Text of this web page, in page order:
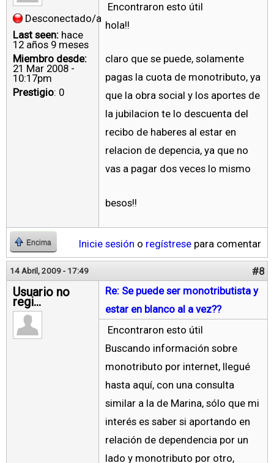
Desconectado/a
Last seen: hace
12 años 9 meses
Miembro desde:
21 Mar 2008 -
10:17pm
Prestigio: 0
Encontraron esto útil
hola!!
claro que se puede, solamente
pagas la cuota de monotributo, ya
que la obra social y los aportes de
la jubilacion te lo descuenta del
recibo de haberes al estar en
relacion de depencia, ya que no
vas a pagar dos veces lo mismo
besos!!
Encima Inicie sesión o regístrese para comentar
14 Abril, 2009 - 17:49 #8
Usuario no
regi...
Re: Se puede ser monotributista y
estar en blanco al a vez??
Encontraron esto útil
Buscando información sobre
monotributo por internet, llegué
hasta aquí, con una consulta
similar a la de Marina, sólo que mi
interés es saber si aportando en
relación de dependencia por un
lado y monotributo por otro,